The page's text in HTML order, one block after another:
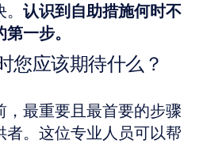
认识到自助措施何时不
一步。
您应该期待什么？
最重要且最首要的步骤
者。这位专业人员可以帮